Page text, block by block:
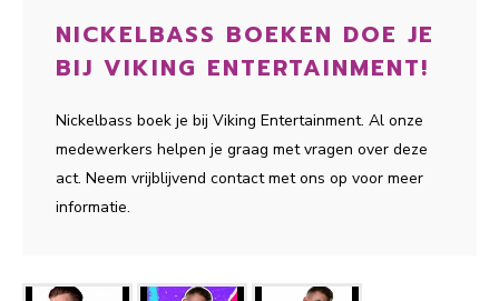
NICKELBASS BOEKEN DOE JE
BIJ VIKING ENTERTAINMENT!
Nickelbass boek je bij Viking Entertainment. Al onze
medewerkers helpen je graag met vragen over deze
act. Neem vrijblijvend contact met ons op voor meer
informatie.